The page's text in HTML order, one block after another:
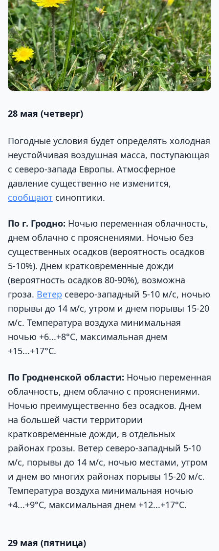
28 мая (четверг)
Погодные условия будет определять холодная
неустойчивая воздушная масса, поступающая
с северо-запада Европы. Атмосферное
давление существенно не изменится,
сообщают синоптики.
По г. Гродно: Ночью переменная облачность,
днем облачно с прояснениями. Ночью без
существенных осадков (вероятность осадков
5-10%). Днем кратковременные дожди
(вероятность осадков 80-90%), возможна
гроза. Ветер северо-западный 5-10 м/с, ночью
порывы до 14 м/с, утром и днем порывы 15-20
м/с. Температура воздуха минимальная
ночью +6...+8°С, максимальная днем
+15...+17°С.
По Гродненской области: Ночью переменная
облачность, днем облачно с прояснениями.
Ночью преимущественно без осадков. Днем
на большей части территории
кратковременные дожди, в отдельных
районах грозы. Ветер северо-западный 5-10
м/с, порывы до 14 м/с, ночью местами, утром
и днем во многих районах порывы 15-20 м/с.
Температура воздуха минимальная ночью
+4...+9°С, максимальная днем +12...+17°С.
29 мая (пятница)